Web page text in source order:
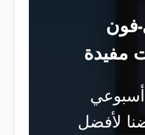
فون
مفيدة
لأفضل